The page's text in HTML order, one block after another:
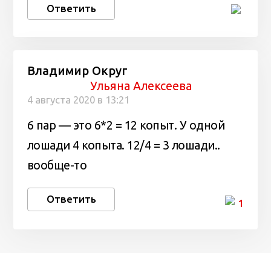
Ответить
Владимир Округ
Ульяна Алексеева
4 августа 2020 в 13:21
6 пар — это 6*2 = 12 копыт. У одной
лошади 4 копыта. 12/4 = 3 лошади..
вообще-то
Ответить 1